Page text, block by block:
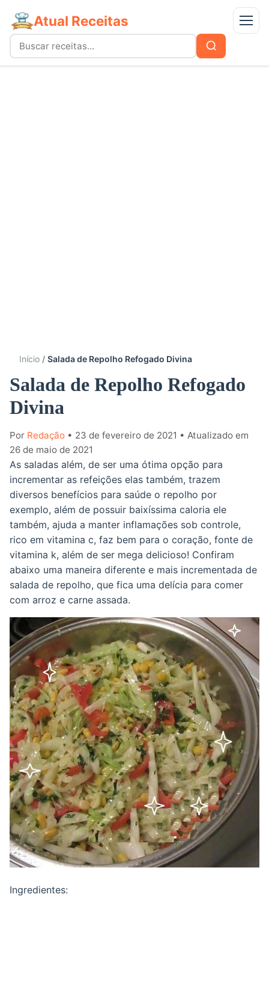
Atual Receitas Menu
Buscar
por:
Buscar
Início Salada de Repolho Refogado Divina
Salada de Repolho Refogado
Divina
Por Redação • 23 de fevereiro de 2021 • Atualizado em
26 de maio de 2021
As saladas além, de ser uma ótima opção para
incrementar as refeições elas também, trazem
diversos benefícios para saúde o repolho por
exemplo, além de possuir baixíssima caloria ele
também, ajuda a manter inflamações sob controle,
rico em vitamina c, faz bem para o coração, fonte de
vitamina k, além de ser mega delicioso! Confiram
abaixo uma maneira diferente e mais incrementada de
salada de repolho, que fica uma delícia para comer
com arroz e carne assada.
Ingredientes: